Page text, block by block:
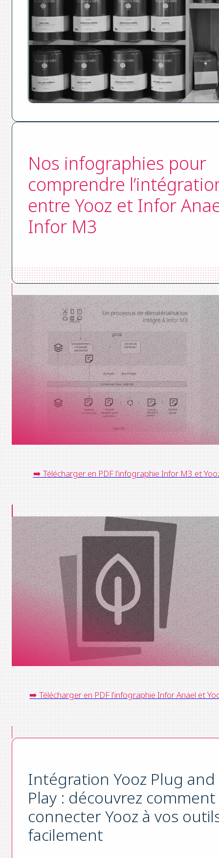
Nos infographies pour
comprendre
entre Yooz et Infor
Infor M3
➡️ Télécharger en PDF l’infographie Infor M3 et
➡️ Télécharger en PDF l’infographie Infor Anael et
Intégration Yooz Plug and
Play : découvrez comment
connecter Yooz à vos
facilement